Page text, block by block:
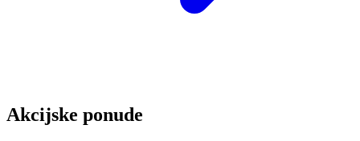
Akcijske ponude